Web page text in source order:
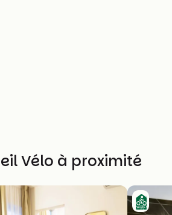
Vélo à proximité